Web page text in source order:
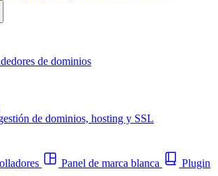
de dominios
de dominios, hosting y SSL
Panel de marca blanca
Plugin